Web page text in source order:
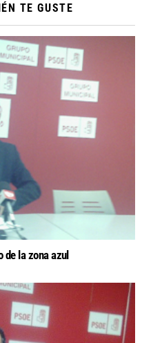
TE GUSTE
de la zona azul